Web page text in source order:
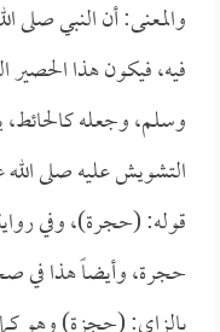
والمعنى: أن النبي
فيه، فيكون هذا الحصير
وسلم، وجعله
التشويش عليه صلى
قوله: (حجرة)، وفي
حجرة، وأيضاً هذا في